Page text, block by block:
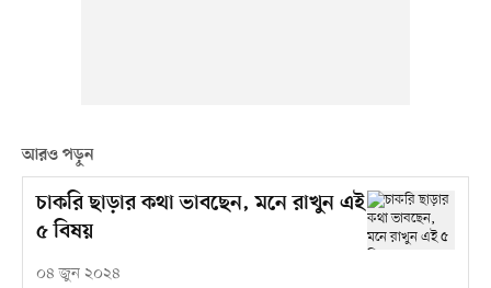
আরও পড়ুন
চাকরি ছাড়ার কথা ভাবছেন, মনে রাখুন এই
৫ বিষয়
০৪ জুন ২০২৪